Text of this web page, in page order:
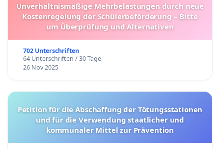
Unverhältnismäßige Mehrbelastungen durch neue
Kostenregelung der Schülerbeförderung – Bitte
um Überprüfung und Alternativen
702 Unterschriften
64 Unterschriften / 30 Tage
26 Nov 2025
Petition für die Abschaffung der Tötungsstationen
und für die Verwendung staatlicher und
kommunaler Mittel zur Prävention